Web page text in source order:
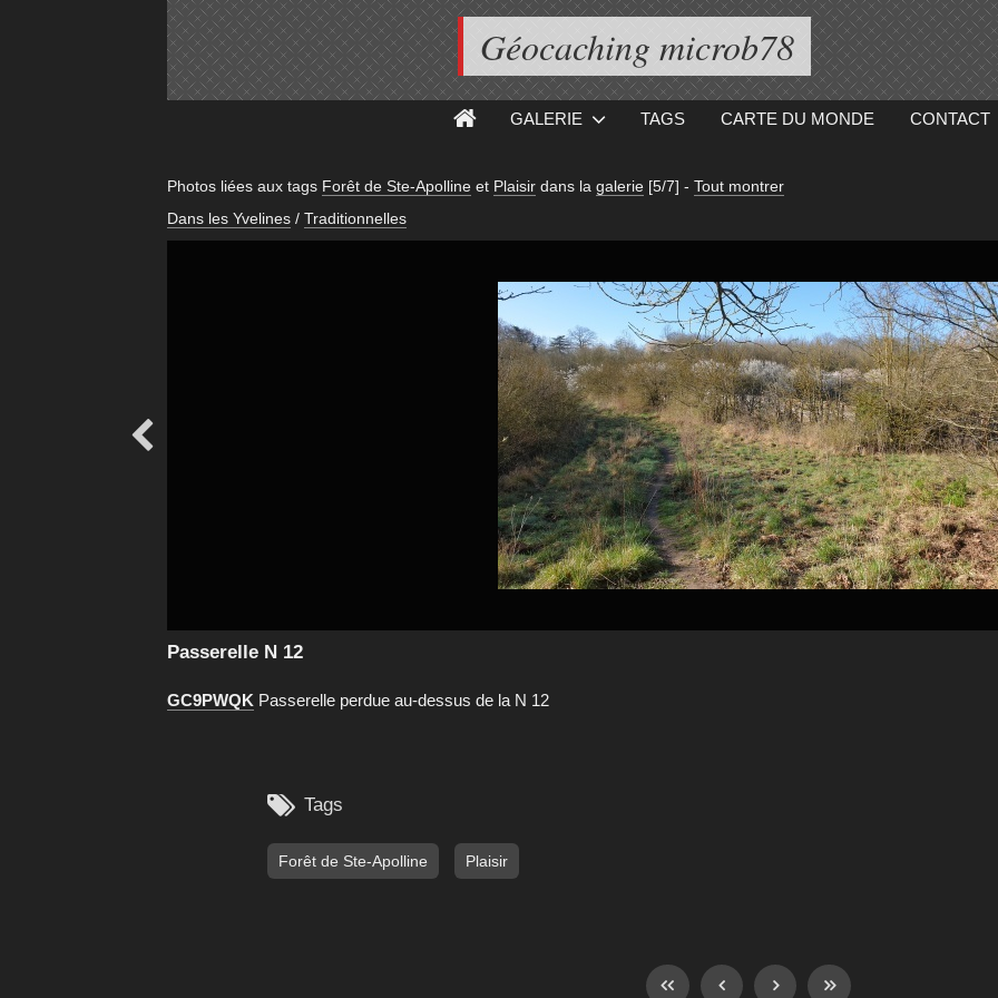
Géocaching microb78
GALERIE TAGS CARTE DU MONDE CONTACT
Photos liées aux tags Forêt de Ste-Apollineet Plaisirdans la galerie [5/7] - Tout montrer
Dans les Yvelines / Traditionnelles

Passerelle N 12
GC9PWQK Passerelle perdue au-dessus de la N 12
 Tags
Forêt de Ste-Apolline Plaisir